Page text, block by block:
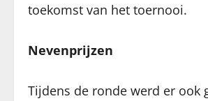
toekomst van het toernooi.
Nevenprijzen
Tijdens de ronde werd er ook